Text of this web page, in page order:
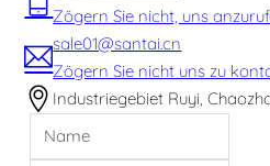
Zögern Sie nicht, uns
sale01@santai.cn
Zögern Sie nicht uns zu
Industriegebiet Ruyi,